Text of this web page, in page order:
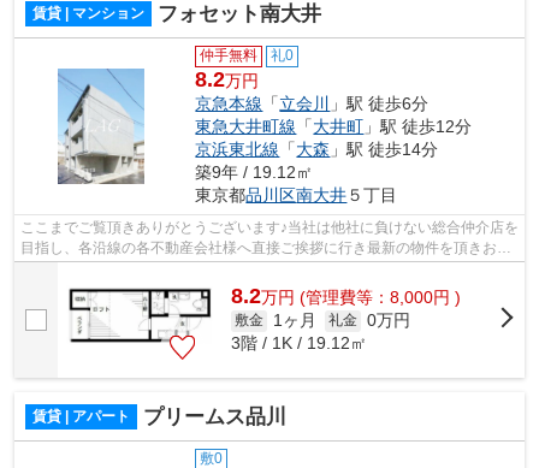
賃貸 | マンション フォセット南大井
仲手無料 礼0
8.2万円
京急本線 「立会川
」駅 徒歩6分
東急大井町線 「大井町 」駅 徒歩12分
京浜東北線 「大森 」駅 徒歩14分
築9年 / 19.12㎡
東京都品川区南大井５丁目
ここまでご覧頂きありがとうございます♪当社は他社に負けない総合仲介店を
目指し、各沿線の各不動産会社様へ直接ご挨拶に行き最新の物件を頂きお客
様へ提供しております！最新の情報は...
8.2万円 (管理費等：8,000円 )
敷金 1ヶ月 礼金 0万円
3階 / 1K / 19.12㎡
賃貸 | アパート プリームス品川
敷0